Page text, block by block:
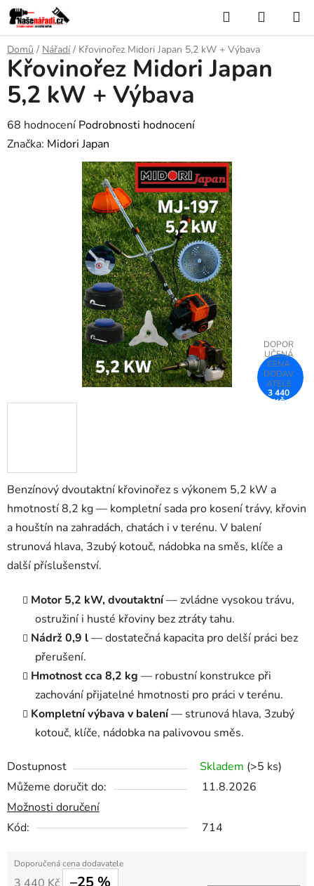
Přejít
na
obsah
Hledat
KOŠÍK
Domů / Nářadí / Křovinořez Midori Japan 5,2 kW + Výbava
Benzínový dvoutaktní křovinořez s výkonem 5,2 kW a
hmotností 8,2 kg — kompletní sada pro kosení trávy, křovin
a houštín na zahradách, chatách i v terénu. V balení
strunová hlava, 3zubý kotouč, nádobka na směs, klíče a
další příslušenství.
Motor 5,2 kW, dvoutaktní— zvládne vysokou trávu,
ostružiní i husté křoviny bez ztráty tahu.
Nádrž 0,9 l— dostatečná kapacita pro delší práci bez
přerušení.
Hmotnost cca 8,2 kg — robustní konstrukce při
zachování přijatelné hmotnosti pro práci v terénu.
Kompletní výbava v balení— strunová hlava, 3zubý
kotouč, klíče, nádobka na palivovou směs.
Dostupnost Skladem (>5 ks)
Můžeme doručit do:
11.8.2026
Možnosti doručení
Kód:
714
Křovinořez Midori Japan
5,2 kW + Výbava
Průměrné
hodnocení
68 hodnocení Podrobnosti hodnocení
Značka: Midori Japan
3 440
KČ